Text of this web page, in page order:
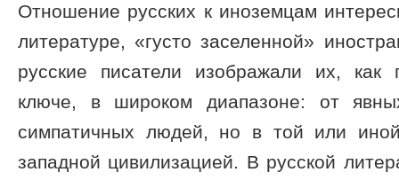
Отношение русских к иноземцам
литературе, «густо заселенной»
русские писатели изображали их, как
ключе, в широком диапазоне: от
симпатичных людей, но в той или
западной цивилизацией. В русской